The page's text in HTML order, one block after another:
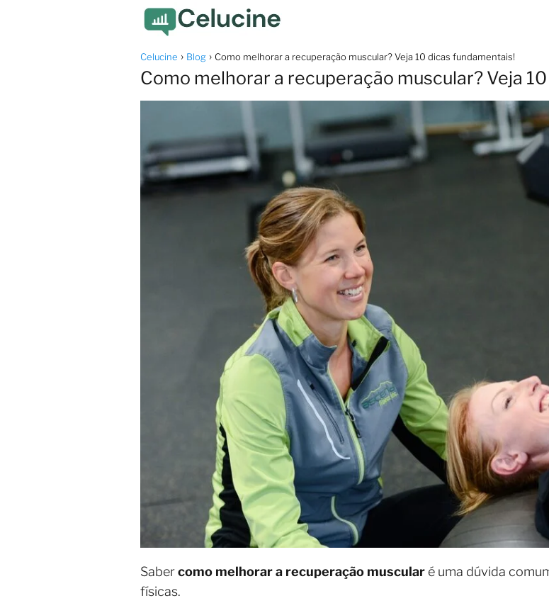
Celucine Blog Como melhorar a recuperação muscular? Veja 10 dicas fundamentais!
Como melhorar a recuperação muscular? Veja
Sabercomo melhorar a recuperação muscular é uma dúvida
físicas.